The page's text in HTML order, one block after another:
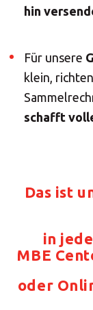
hin
Für unsere
klein,
schafft
Das ist
in
MBE
oder
MBE
Oder